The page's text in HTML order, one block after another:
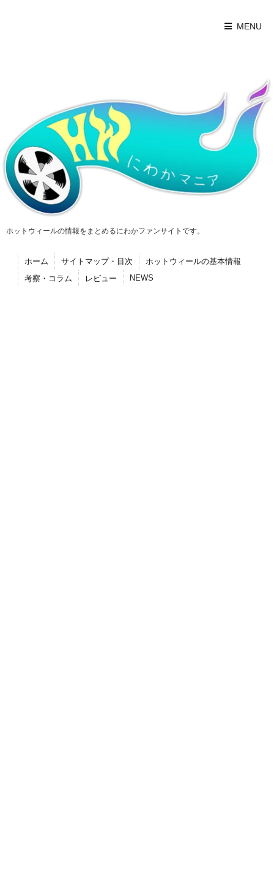
MENU
ホットウィールの情報をまとめるにわかファンサイトです。
ホーム サイトマップ・目次
ホットウィールの基本情報
考察・コラム
レビュー NEWS